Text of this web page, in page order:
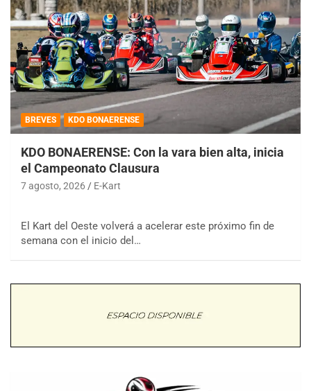
BREVES KDO BONAERENSE
KDO BONAERENSE: Con la vara bien alta, inicia
el Campeonato Clausura
7 agosto, 2026 E-Kart
El Kart del Oeste volverá a acelerar este próximo fin de
semana con el inicio del…